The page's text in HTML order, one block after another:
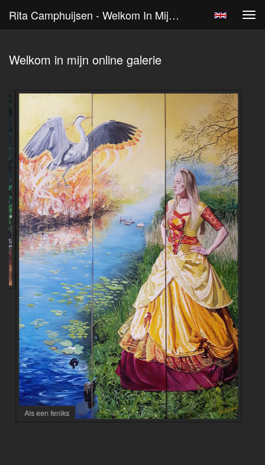
Rita Camphuijsen - Welkom In Mijn Online Galerie
Welkom in mijn online galerie
Als een feniks